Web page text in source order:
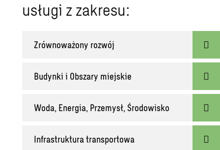
usługi z zakresu:
Zrównoważony rozwój
Budynki i Obszary miejskie
Woda, Energia, Przemysł, Środowisko
Infrastruktura transportowa